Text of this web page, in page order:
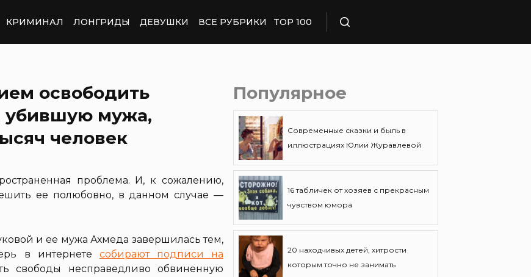
КРИМИНАЛ ЛОНГРИДЫ ДЕВУШКИ ВСЕ РУБРИКИ TOP 100
освободить
убившую мужа,
человек
проблема. И, к сожалению,
ее полюбовно, в данном случае —
и ее мужа Ахмеда завершилась тем,
в интернете собирают подписи на
свободы несправедливо обвиненную
Популярное
Современные сказки и быль в
иллюстрациях Юлии Журавлевой
16 табличек от хозяев с прекрасным
чувством юмора
20 находчивых детей, хитрости
которым точно не занимать